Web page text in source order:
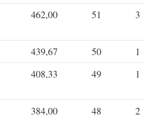
462,00 51 3
439,67 50
1
408,33 49 1
384,00 48 2